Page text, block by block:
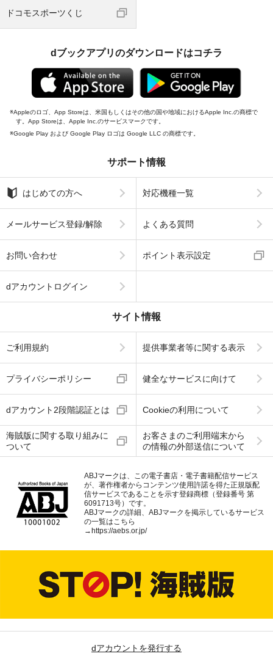
ドコモスポーツくじ
dブックアプリのダウンロードはコチラ
Appleのロゴ、App Storeは、米国もしくはその他の国や地域におけるApple Inc.の商標で
す。App Storeは、Apple Inc.のサービスマークです。
Google Play および Google Play ロゴは Google LLC の商標です。
サポート情報
はじめての方へ 対応機種一覧
メールサービス登録/解除 よくある質問
お問い合わせ ポイント表示設定
dアカウントログイン
サイト情報
ご利用規約 提供事業者等に関する表示
プライバシーポリシー 健全なサービスに向けて
dアカウント2段階認証とは Cookieの利用について
海賊版に関する取り組みに
ついて
お客さまのご利用端末から
の情報の外部送信について
ABJマークは、この電子書店・電子書籍配信サービス
が、著作権者からコンテンツ使用許諾を得た正規版配
信サービスであることを示す登録商標（登録番号 第
6091713号）です。
ABJマークの詳細、ABJマークを掲示しているサービス
の一覧はこちら
→https://aebs.or.jp/
dアカウントを発行する